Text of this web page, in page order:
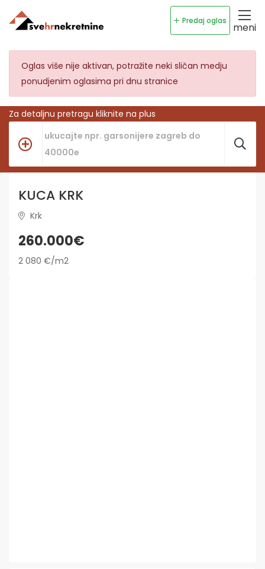
Predaj oglas
meni
Oglas više nije aktivan, potražite neki sličan medju
ponudjenim oglasima pri dnu stranice
Za detaljnu pretragu kliknite na plus
KUCA KRK
Krk
260.000€
2 080 €/m2